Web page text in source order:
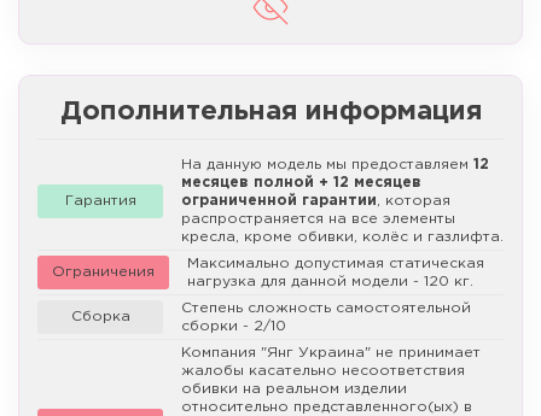
Дополнительная информация
Гарантия
На данную модель мы предоставляем 12
месяцев полной + 12 месяцев
ограниченной гарантии, которая
распространяется на все элементы
кресла, кроме обивки, колёс и газлифта.
Ограничения
Максимально допустимая статическая
нагрузка для данной модели - 120 кг.
Сборка
Степень сложность самостоятельной
сборки - 2/10
Компания "Янг Украина" не принимает
жалобы касательно несоответствия
обивки на реальном изделии
относительно представленного(ых) в